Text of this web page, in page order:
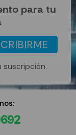
para tu
suscripción.